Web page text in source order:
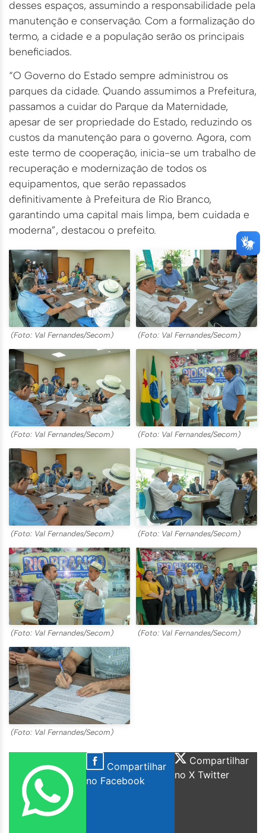
desses espaços, assumindo a responsabilidade pela
manutenção e conservação. Com a formalização do
termo, a cidade e a população serão os principais
beneficiados.
“O Governo do Estado sempre administrou os
parques da cidade. Quando assumimos a Prefeitura,
passamos a cuidar do Parque da Maternidade,
apesar de ser propriedade do Estado, reduzindo os
custos da manutenção para o governo. Agora, com
este termo de cooperação, inicia-se um trabalho de
recuperação e modernização de todos os
equipamentos, que serão repassados
definitivamente à Prefeitura de Rio Branco,
garantindo uma capital mais limpa, bem cuidada e
moderna”, destacou o prefeito.
(Foto: Val Fernandes/Secom) (Foto: Val Fernandes/Secom)
(Foto: Val Fernandes/Secom) (Foto: Val Fernandes/Secom)
(Foto: Val Fernandes/Secom) (Foto: Val Fernandes/Secom)
(Foto: Val Fernandes/Secom) (Foto: Val Fernandes/Secom)
(Foto: Val Fernandes/Secom)
Compartilhar
no Facebook
Compartilhar
no X Twitter